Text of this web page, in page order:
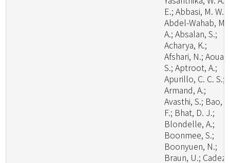
E.; Abbasi, M. W.;
Abdel-Wahab, M.
A.; Absalan, S.;
Acharya, K.;
Afshari, N.; Aouali,
S.; Aptroot, A.;
Apurillo, C. C. S.;
Armand, A.;
Avasthi, S.; Bao,
F.; Bhat, D. J.;
Blondelle, A.;
Boonmee, S.;
Boonyuen, N.;
Braun, U.; Cadez,